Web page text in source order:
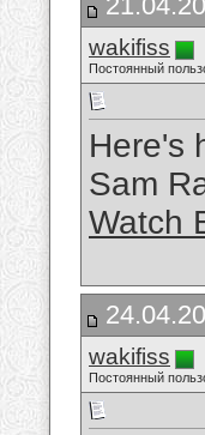
wakifiss
Постоянный
Here's
Sam
Watch
wakifiss
Постоянный